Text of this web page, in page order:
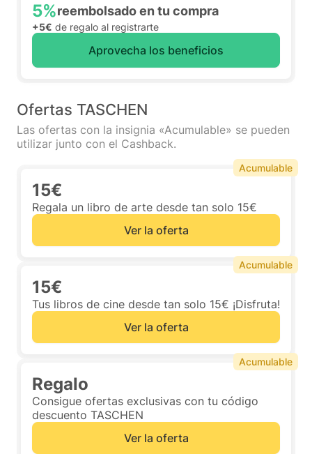
5%reembolsado en tu compra
+5€ de regalo al registrarte
Aprovecha los beneficios
Ofertas TASCHEN
Las ofertas con la insignia «Acumulable» se pueden
utilizar junto con el Cashback.
15€
Regala un libro de arte desde tan solo 15€
Ver la oferta
Acumulable
15€
Tus libros de cine desde tan solo 15€ ¡Disfruta!
Ver la oferta
Acumulable
Regalo
Consigue ofertas exclusivas con tu código
descuento TASCHEN
Ver la oferta
Acumulable